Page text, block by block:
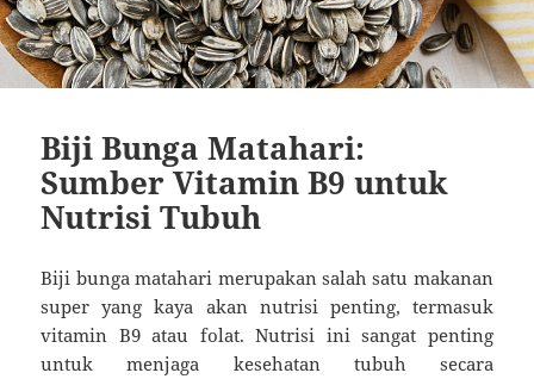
Biji Bunga Matahari:
Sumber Vitamin B9 untuk
Nutrisi Tubuh
Biji bunga matahari merupakan salah satu makanan
super yang kaya akan nutrisi penting, termasuk
vitamin B9 atau folat. Nutrisi ini sangat penting
untuk menjaga kesehatan tubuh secara